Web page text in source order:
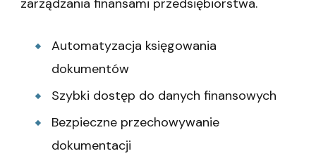
zarządzania finansami przedsiębiorstwa.
Automatyzacja księgowania
dokumentów
Szybki dostęp do danych finansowych
Bezpieczne przechowywanie
dokumentacji